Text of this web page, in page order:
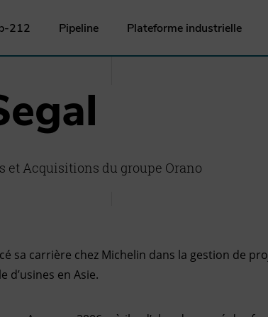
212 Pipeline Plateforme industrielle
et Acquisitions du groupe Orano
sa carrière chez Michelin dans la gestion de
en Asie.